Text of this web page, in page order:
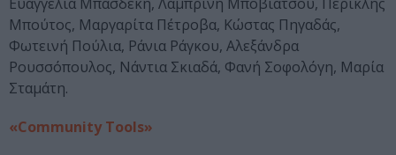
Μπούτος, Μαργαρίτα Πέτροβα, Κώστας Πηγαδάς,
Φωτεινή Πούλια, Ράνια Ράγκου, Αλεξάνδρα
Ρουσσόπουλος, Νάντια Σκιαδά, Φανή Σοφολόγη, Μαρία
Σταμάτη.
«Community Tools»